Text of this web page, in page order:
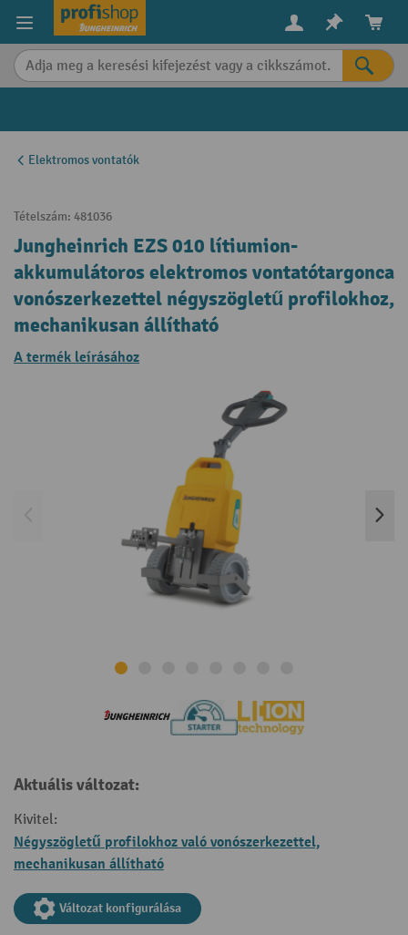
content
Elektromos vontatók
Tételszám: 481036
Jungheinrich EZS 010 lítiumion-
akkumulátoros elektromos vontatótargonca
vonószerkezettel négyszögletű profilokhoz,
mechanikusan állítható
A termék leírásához
Aktuális változat:
Kivitel:
Négyszögletű profilokhoz való vonószerkezettel,
mechanikusan állítható
Változat konfigurálása